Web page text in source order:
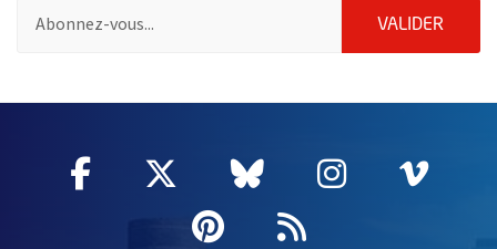
VALIDER
Facebook
, Ouvre une nouvelle fenêtre
Twitter
, Ouvre une nouvelle
Bluesky
, Ouvre une
Instagram
, Ouvre
,
Pinterest
, Ouvre une
Flux RSS